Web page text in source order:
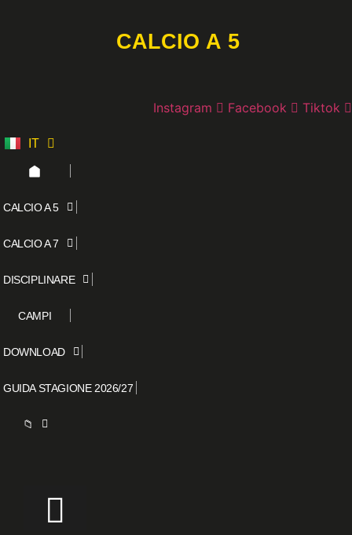
CALCIO A 5
Instagram Facebook Tiktok
IT
ES
CALCIO A 5
CALCIO A 7
DISCIPLINARE
CAMPI
DOWNLOAD
GUIDA STAGIONE 2026/27
📁